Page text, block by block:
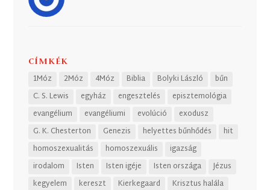
CÍMKÉK
1Móz 2Móz 4Móz Biblia Bolyki László
bűn
C. S. Lewis
egyház engesztelés
episztemológia
evangélium
evangéliumi evolúció
exodusz
G. K. Chesterton
Genezis helyettes bűnhődés
hit
homoszexualitás
homoszexuális
igazság
irodalom
Isten Isten igéje Isten országa
Jézus
kegyelem
kereszt Kierkegaard Krisztus halála